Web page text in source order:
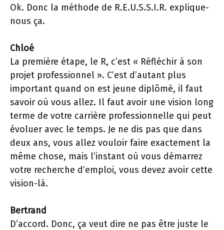
Ok. Donc la méthode de R.E.U.S.S.I.R. explique-
nous ça.
Chloé
La première étape, le R, c’est « Réfléchir à son
projet professionnel ». C’est d’autant plus
important quand on est jeune diplômé, il faut
savoir où vous allez. Il faut avoir une vision long
terme de votre carrière professionnelle qui peut
évoluer avec le temps. Je ne dis pas que dans
deux ans, vous allez vouloir faire exactement la
même chose, mais l’instant où vous démarrez
votre recherche d’emploi, vous devez avoir cette
vision-là.
Bertrand
D’accord. Donc, ça veut dire ne pas être juste le